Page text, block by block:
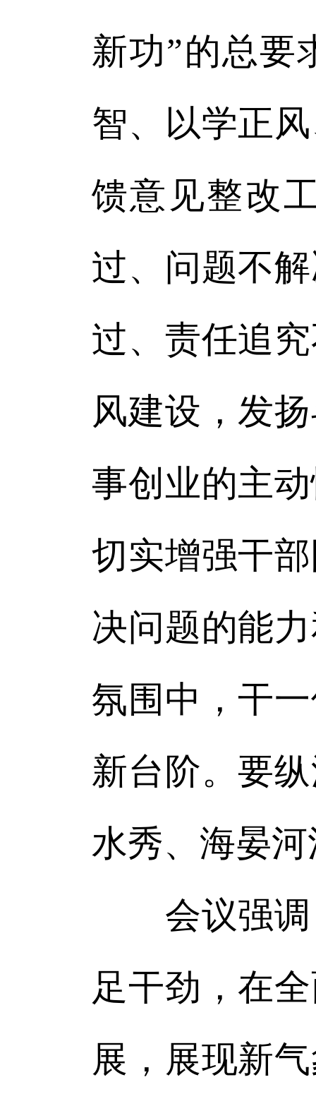
新功”的总要
智、以学正
馈意见整改
过、问题不
过、责任追
风建设，发
事创业的主
切实增强干
决问题的能
氛围中，干
新台阶。要
水秀、海晏
会议强调
足干劲，在
展，展现新